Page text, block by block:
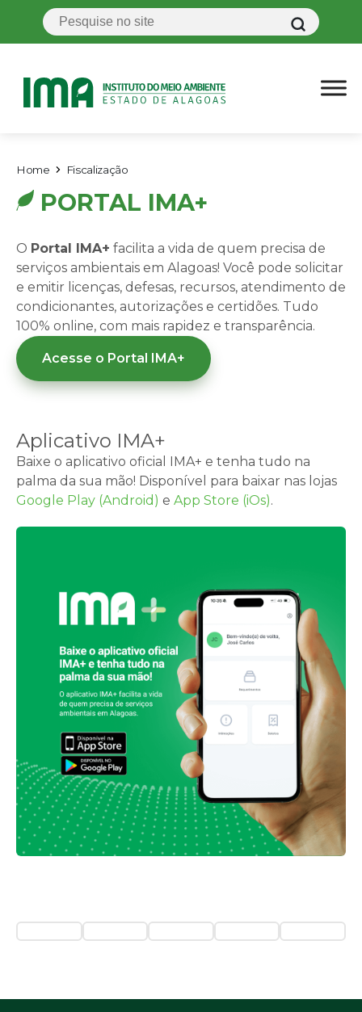
Home Fiscalização
PORTAL IMA+
O Portal IMA+ facilita a vida de quem precisa de
serviços ambientais em Alagoas! Você pode solicitar
e emitir licenças, defesas, recursos, atendimento de
condicionantes, autorizações e certidões. Tudo
100% online, com mais rapidez e transparência.
Acesse o Portal IMA+
Aplicativo IMA+
Baixe o aplicativo oficial IMA+ e tenha tudo na
palma da sua mão! Disponível para baixar nas lojas
Google Play (Android) e App Store (iOs).